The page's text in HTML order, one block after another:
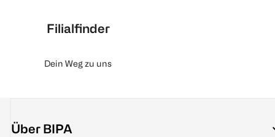
Filialfinder
Dein Weg zu uns
Über BIPA